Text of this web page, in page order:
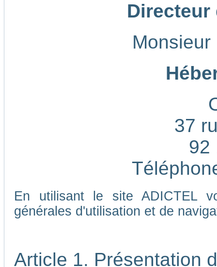
Monsieur
37
92
En utilisant le site ADICTEL
générales d'utilisation et de
Article 1. Présentation